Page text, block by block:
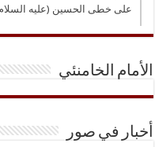
على خطى الحسين (عليه
الأمام الخامنئي
أخبار في صور